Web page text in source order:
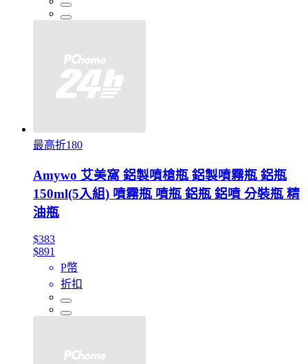
最高折180
Amywo 艾美窩 鋁製噴槍瓶 鋁製噴霧瓶 鋁瓶
150ml(5入組) 噴霧瓶 噴瓶 鋁瓶 鋁噴 分裝瓶 精
油瓶
$383
$891
P幣
折扣